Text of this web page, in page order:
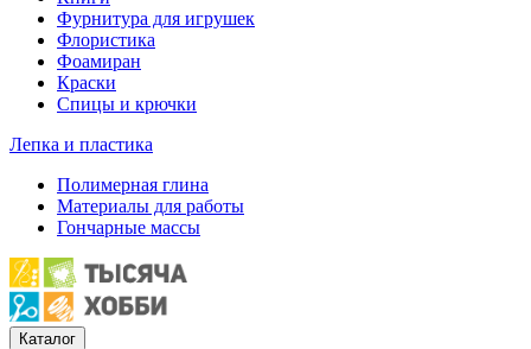
Фурнитура для игрушек
Флористика
Фоамиран
Краски
Спицы и крючки
Лепка и пластика
Полимерная глина
Материалы для работы
Гончарные массы
Каталог